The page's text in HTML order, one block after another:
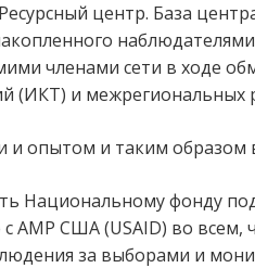
центр. База
членами сети в ходе
(ИКТ) и межрегиональных
и опытом и таким
Национальному фонду
АМР США (USAID) во всем,
за выборами и